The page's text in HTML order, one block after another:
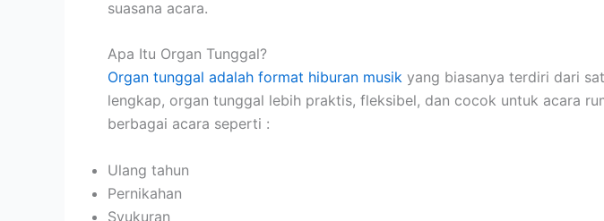
suasana acara.
Apa Itu Organ Tunggal?
Organ tunggal adalah format hiburan musik yang biasanya terdiri dari
lengkap, organ tunggal lebih praktis, fleksibel, dan cocok untuk acara
berbagai acara seperti :
Ulang tahun
Pernikahan
Syukuran